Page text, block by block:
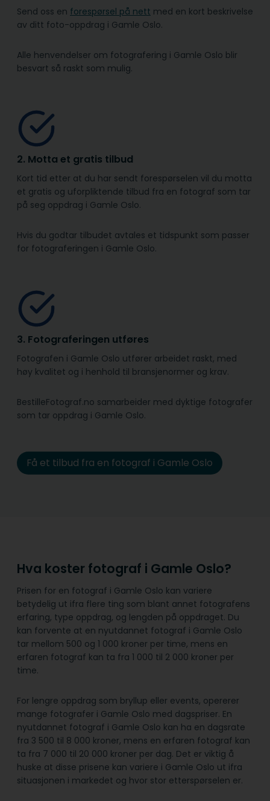
Send oss en forespørsel på nett med en kort beskrivelse
av ditt foto-oppdrag i Gamle Oslo.
Alle henvendelser om fotografering i Gamle Oslo blir
besvart så raskt som mulig.
2. Motta et gratis tilbud
Kort tid etter at du har sendt forespørselen vil du motta
et gratis og uforpliktende tilbud fra en fotograf som tar
på seg oppdrag i Gamle Oslo.
Hvis du godtar tilbudet avtales et tidspunkt som passer
for fotograferingen i Gamle Oslo.
3. Fotograferingen utføres
Fotografen i Gamle Oslo utfører arbeidet raskt, med
høy kvalitet og i henhold til bransje­normer og krav.
BestilleFotograf.no samarbeider med dyktige fotografer
som tar oppdrag i Gamle Oslo.
Få et tilbud fra en fotograf i Gamle Oslo
Hva koster fotograf i Gamle Oslo?
Prisen for en fotograf i Gamle Oslo kan variere
betydelig ut ifra flere ting som blant annet fotografens
erfaring, type oppdrag, og lengden på oppdraget. Du
kan forvente at en nyutdannet fotograf i Gamle Oslo
tar mellom 500 og 1 000 kroner per time, mens en
erfaren fotograf kan ta fra 1 000 til 2 000 kroner per
time.
For lengre oppdrag som bryllup eller events, opererer
mange fotografer i Gamle Oslo med dagspriser. En
nyutdannet fotograf i Gamle Oslo kan ha en dagsrate
fra 3 500 til 8 000 kroner, mens en erfaren fotograf kan
ta fra 7 000 til 20 000 kroner per dag. Det er viktig å
huske at disse prisene kan variere i Gamle Oslo ut ifra
situasjonen i markedet og hvor stor etterspørselen er.